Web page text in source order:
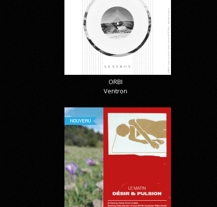
ORBI
Ventron
NOUVEAU